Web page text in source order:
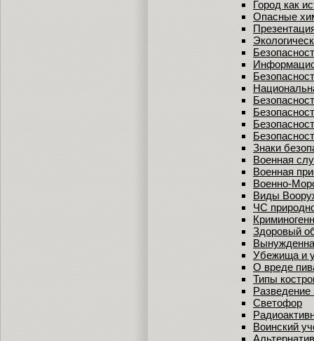
Город как
Опасные
Знаки
Военная
Военная
Военно-
Виды
ЧС
Здоровый
Убежища и
О вреде
Типы
Разведение
Светофор
Воинский